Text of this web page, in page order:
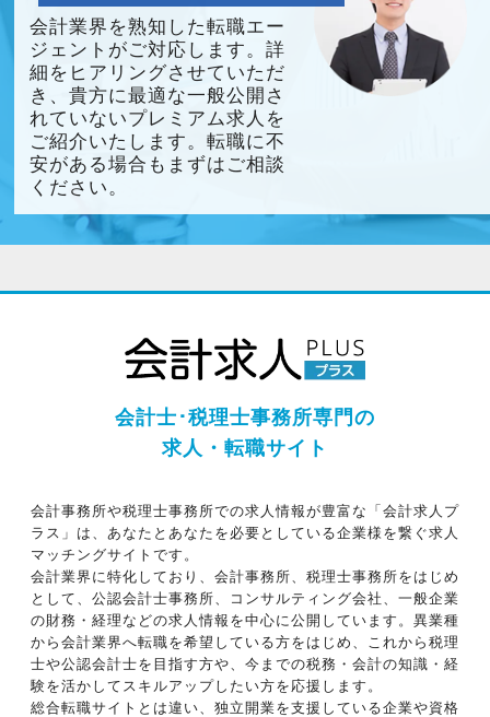
会計業界を熟知した転職エー
ジェントがご対応します。詳
細をヒアリングさせていただ
き、貴方に最適な一般公開さ
れていないプレミアム求人を
ご紹介いたします。転職に不
安がある場合もまずはご相談
ください。
会計士･税理士事務所専門の
求人・転職サイト
会計事務所や税理士事務所での求人情報が豊富な「会計求人プ
ラス」は、あなたとあなたを必要としている企業様を繋ぐ求人
マッチングサイトです。
会計業界に特化しており、会計事務所、税理士事務所をはじめ
として、公認会計士事務所、コンサルティング会社、一般企業
の財務・経理などの求人情報を中心に公開しています。異業種
から会計業界へ転職を希望している方をはじめ、これから税理
士や公認会計士を目指す方や、今までの税務・会計の知識・経
験を活かしてスキルアップしたい方を応援します。
総合転職サイトとは違い、独立開業を支援している企業や資格